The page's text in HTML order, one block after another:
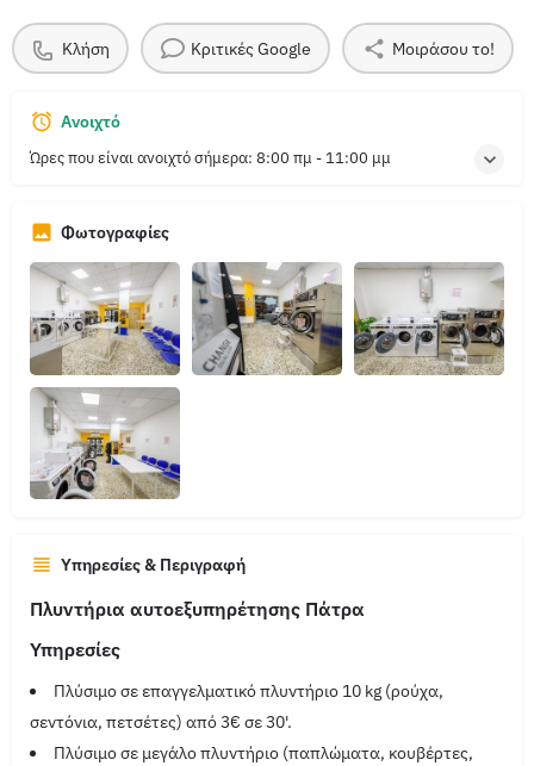
Κλήση Κριτικές Google Μοιράσου το!
Ανοιχτό
Ώρες που είναι ανοιχτό σήμερα: 8:00 πμ - 11:00 μμ
Φωτογραφίες
Υπηρεσίες & Περιγραφή
Πλυντήρια αυτοεξυπηρέτησης Πάτρα
Υπηρεσίες
Πλύσιμο σε επαγγελματικό πλυντήριο 10 kg (ρούχα,
σεντόνια, πετσέτες) από 3€ σε 30'.
Πλύσιμο σε μεγάλο πλυντήριο (παπλώματα, κουβέρτες,